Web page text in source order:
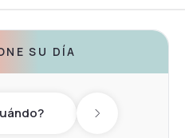
SU DÍA
Next day